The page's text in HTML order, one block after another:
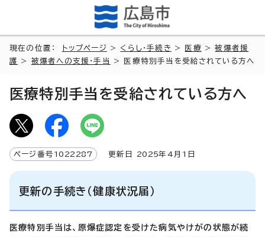
現在の位置： トップページ > くらし・手続き > 医療 >被爆者援
護
> 被爆者への支援・手当 > 医療特別手当を受給されている方へ
医療特別手当を受給されている方へ
ページ番号 1022287 更新日 2025年4月1日
更新の手続き（健康状況届）
医療特別手当は、原爆症認定を受けた病気やけがの状態が続